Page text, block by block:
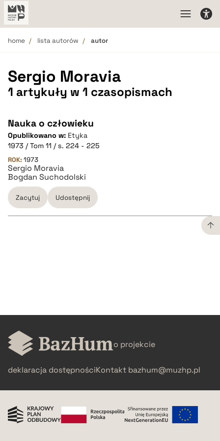
home lista autorów autor
Sergio Moravia
1 artykuły w 1 czasopismach
Nauka o człowieku
Opublikowano w: Etyka
1973 / Tom 11 / s. 224 - 225
ROK: 1973
Sergio Moravia
Bogdan Suchodolski
Zacytuj Udostępnij
pobierz cytat
o projekcie
deklaracja dostępnościKontakt bazhum@muzhp.pl